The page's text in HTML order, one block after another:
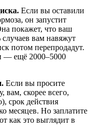
Если вы оставили
он запустит
покажет, что ваш
вам навяжут
потом перепродадут.
— ещё 2000–5000
Если вы просите
вам, скорее всего,
срок действия
месяцев. Но заплатите
как это выглядит в